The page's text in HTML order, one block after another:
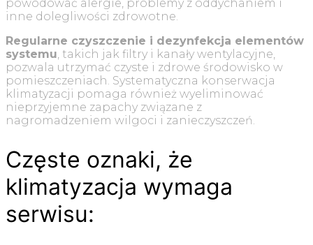
powodować alergie, problemy z oddychaniem i
inne dolegliwości zdrowotne.
Regularne czyszczenie i dezynfekcja elementów
systemu, takich jak filtry i kanały wentylacyjne,
pozwala utrzymać czyste i zdrowe środowisko w
pomieszczeniach. Systematyczna konserwacja
klimatyzacji pomaga również wyeliminować
nieprzyjemne zapachy związane z
nagromadzeniem wilgoci i zanieczyszczeń.
Częste oznaki, że
klimatyzacja wymaga
serwisu: